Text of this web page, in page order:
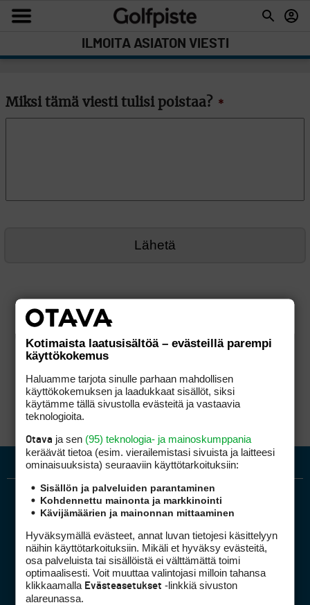
ILMOITA ASIATON VIESTI
Miksi tämä viesti tulisi poistaa? *
Golfpiste mediakortti
Kotimaista laatusisältöä – evästeillä parempi
käyttökokemus
Haluamme tarjota sinulle parhaan mahdollisen
käyttökokemuksen ja laadukkaat sisällöt, siksi
käytämme tällä sivustolla evästeitä ja vastaavia
teknologioita.
Otava ja sen (95) teknologia- ja mainoskumppania
keräävät tietoa (esim. vierailemis­tasi sivuista ja laitteesi
ominaisuuk­sista) seuraaviin käyttötarkoituksiin:
Sisällön ja palveluiden parantaminen
Kohdennettu mainonta ja markkinointi
Kävijämäärien ja mainonnan mittaaminen
Hyväksymällä evästeet, annat luvan tietojesi käsittelyyn
näihin käyttötarkoituksiin. Mikäli et hyväksy evästeitä,
osa palveluista tai sisällöistä ei välttämättä toimi
optimaalisesti. Voit muuttaa valintojasi milloin tahansa
klikkaamalla Evästeasetukset -linkkiä sivuston
alareunassa.